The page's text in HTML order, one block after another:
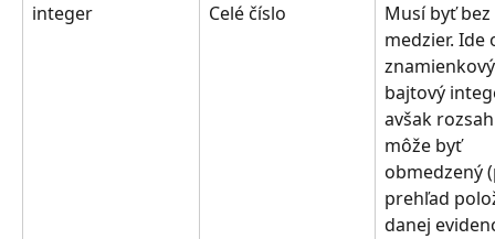
integer
Celé číslo
Musí byť bez
medzier. Ide
bajtový
avšak
môže byť
obmedzený
prehľad
danej